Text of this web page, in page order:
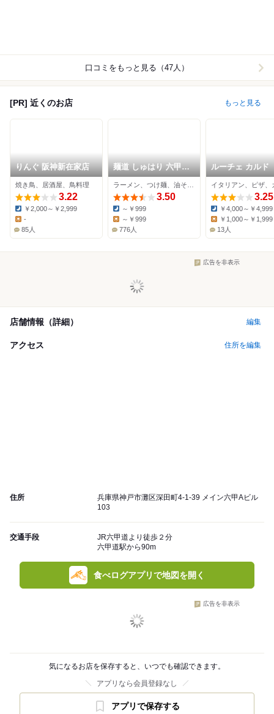
口コミをもっと見る（47人）
[PR] 近くのお店 もっと見る
りんぐ 阪神新在家店
焼き鳥、居酒屋、鳥料理
3.22
Dinner:
￥2,000～￥2,999
Lunch:
-
85人
麺道 しゅはり 六甲道
本店
3.50
Dinner:
～￥999
～￥999
776人
ルーチェ カルド
イタリアン、ピザ、
3.25
Dinner:
￥4,000～￥4,999
Lunch:
￥1,000～￥1,999
13人
広告を非表示
店舗情報（詳細） 編集
アクセス 住所を編集
住所
兵庫県神戸市灘区深田町4-1-39 メイン六甲Aビル
103
交通手段
JR六甲道より徒歩２分
六甲道駅から90m
食べログアプリで地図を開く
広告を非表示
気になるお店を保存すると、いつでも確認できます。
アプリなら会員登録なし
アプリで保存する